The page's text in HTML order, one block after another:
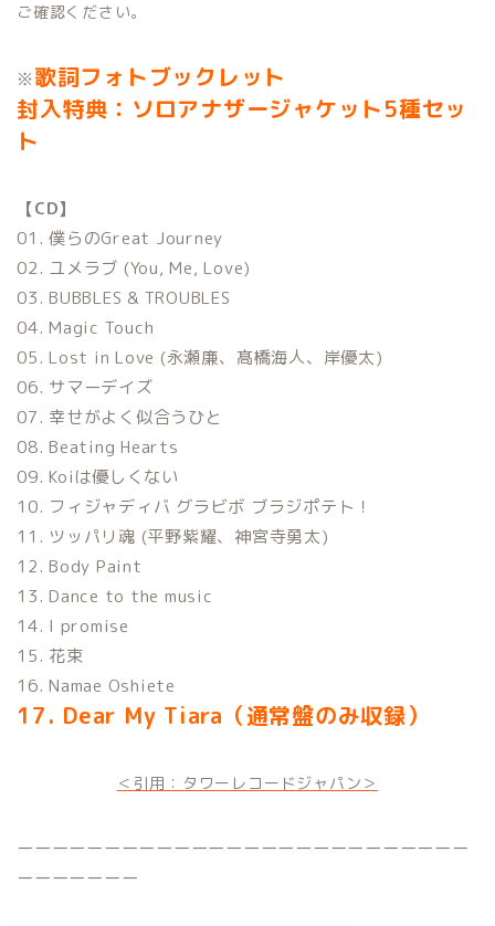
ご確認ください。
※歌詞フォトブックレット
封入特典：ソロアナザージャケット5種セッ
ト
【CD】
01. 僕らのGreat Journey
02. ユメラブ (You, Me, Love)
03. BUBBLES & TROUBLES
04. Magic Touch
05. Lost in Love (永瀬廉、髙橋海人、岸優太)
06. サマーデイズ
07. 幸せがよく似合うひと
08. Beating Hearts
09. Koiは優しくない
10. フィジャディバ グラビボ ブラジポテト！
11. ツッパリ魂 (平野紫耀、神宮寺勇太)
12. Body Paint
13. Dance to the music
14. I promise
15. 花束
16. Namae Oshiete
17. Dear My Tiara（通常盤のみ収録）
＜引用：タワーレコードジャパン＞
ーーーーーーーーーーーーーーーーーーーーーーーーーー
ーーーーーーー